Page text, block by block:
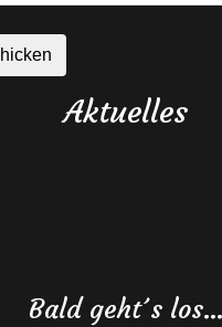
Aktuelles
Bald geht´s los…